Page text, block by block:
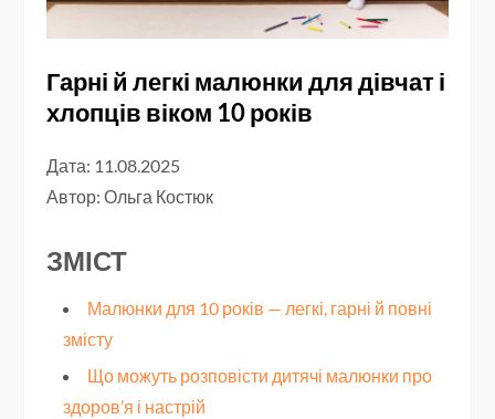
Гарні й легкі малюнки для дівчат і
хлопців віком 10 років
Дата: 11.08.2025
Автор:Ольга Костюк
ЗМІСТ
Малюнки для 10 років — легкі, гарні й повні
змісту
Що можуть розповісти дитячі малюнки про
здоров’я і настрій